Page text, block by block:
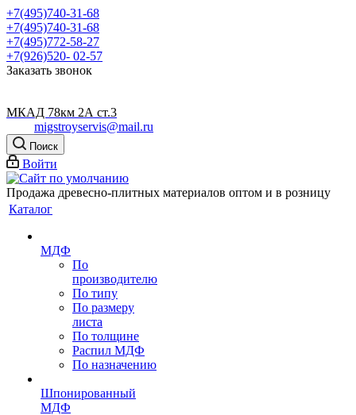
+7(495)740-31-68
+7(495)740-31-68
+7(495)772-58-27
+7(926)520- 02-57
Заказать звонок
МКАД 78км 2А ст.3
migstroyservis@mail.ru
Поиск
Войти
Продажа древесно-плитных материалов оптом и в розницу
Каталог
МДФ
По
производителю
По типу
По размеру
листа
По толщине
Распил МДФ
По назначению
Шпонированный
МДФ